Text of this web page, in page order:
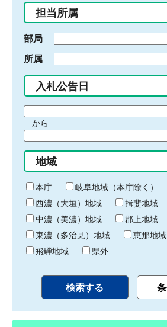
入
力
担当所属
部局
所属
入札公告日
間
始
り
から
間
終
わ
り
地域
本庁
岐阜地域（本庁除く）
西濃（大垣）地域
揖斐地域
中濃（美濃）地域
郡上地域
東濃（多治見）地域
恵那地域
飛騨地域
県外